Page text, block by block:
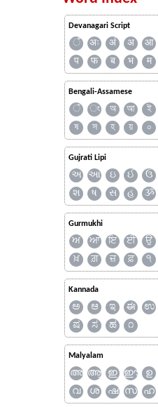
Devanagari Script
ँ अः अं अ आ
प
फ ब भ म
Bengali-Assamese
ঁ ং অ আ ই
ষ
স হ য় ০
Gujrati Lipi
અ આ ઇ ઈ ઉ
શ
ષ સ હ ૐ
Gurmukhi
ਅ ਆ ਇ ਈ ਉ
ਖ਼
ਗ਼ ਜ਼ ਫ਼ ੧
Kannada
ಅ ಆ ಇ ಈ ಉ
ಷ
ಸ ಹ ೧
Malyalam
അ ആ ഇ ഈ ഉ
വ
ശ ഷ സ ഹ